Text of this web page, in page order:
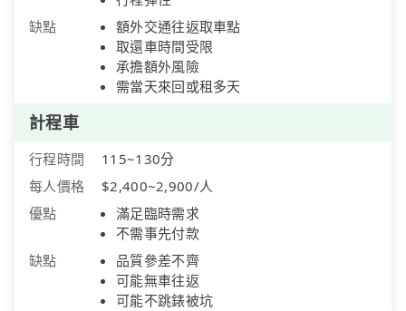
缺點
額外交通往返取車點
取還車時間受限
承擔額外風險
需當天來回或租多天
計程車
行程時間
115~130分
每人價格
$2,400~2,900/人
優點
滿足臨時需求
不需事先付款
缺點
品質參差不齊
可能無車往返
可能不跳錶被坑